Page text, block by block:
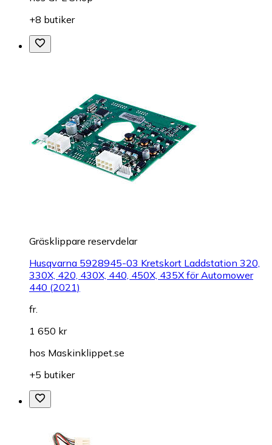
+8 butiker
Gräsklippare reservdelar
Husqvarna 5928945-03 Kretskort Laddstation 320,
330X, 420, 430X, 440, 450X, 435X för Automower
440 (2021)
fr.
1 650 kr
hos Maskinklippet.se
+5 butiker